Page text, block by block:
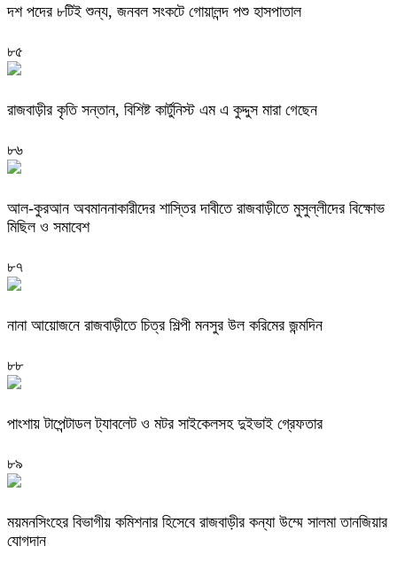
দশ পদের ৮টিই শুন্য, জনবল সংকটে গোয়ালন্দ পশু হাসপাতাল
৮৫
রাজবাড়ীর কৃতি সন্তান, বিশিষ্ট কার্টুনিস্ট এম এ কুদ্দুস মারা গেছেন
৮৬
আল-কুরআন অবমাননাকারীদের শাস্তির দাবীতে রাজবাড়ীতে মুসুল্লীদের বিক্ষোভ
মিছিল ও সমাবেশ
৮৭
নানা আয়োজনে রাজবাড়ীতে চিত্র শিল্পী মনসুর উল করিমের জন্মদিন
৮৮
পাংশায় টাপেন্টাডল ট্যাবলেট ও মটর সাইকেলসহ দুইভাই গ্রেফতার
৮৯
ময়মনসিংহের বিভাগীয় কমিশনার হিসেবে রাজবাড়ীর কন্যা উম্মে সালমা তানজিয়ার
যোগদান